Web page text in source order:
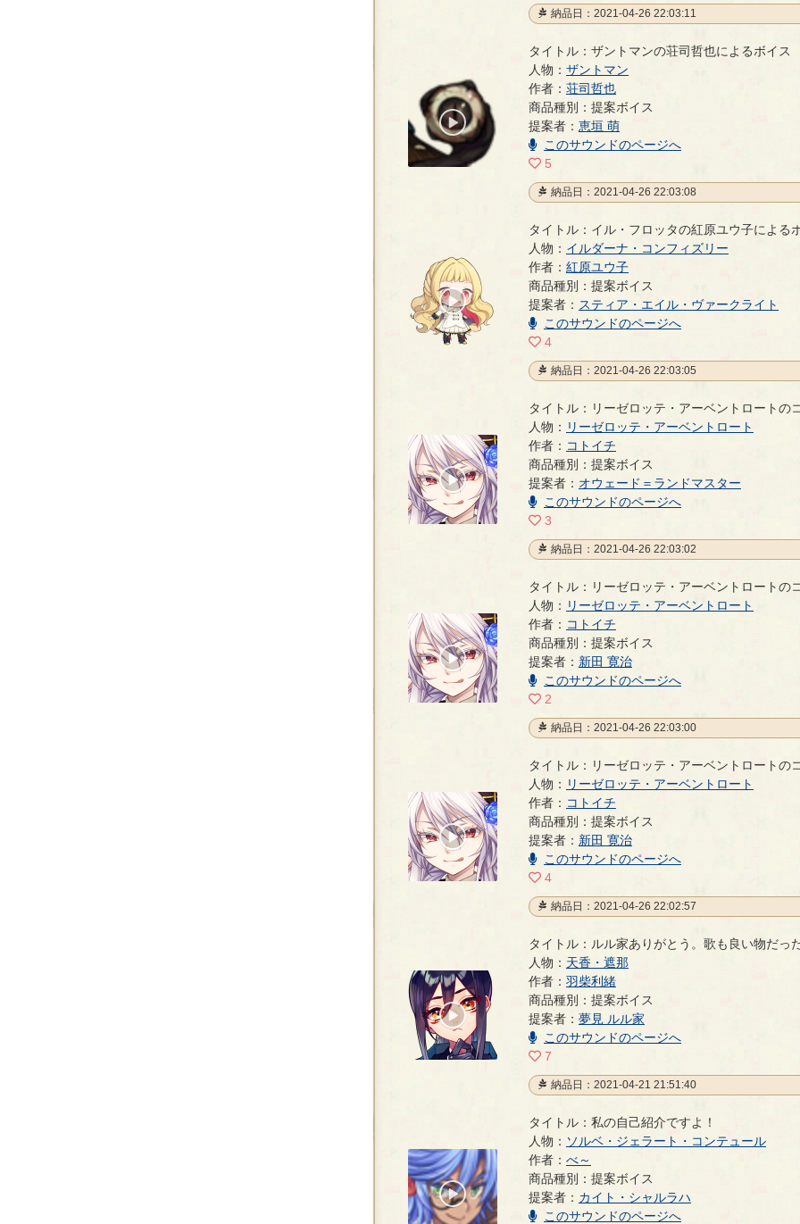
納品日：2021-04-26 22:03:11
ザントマンの荘司哲也によるボイス
タイトル：ザントマンの荘司哲也によるボイス
人物： ザントマン
作者： 荘司哲也
商品種別：提案ボイス
提案者： 恵垣 萌
このサウンドのページへ
5
納品日：2021-04-26 22:03:08
イル・フロッタの紅原ユウ子によるボイス
タイトル：イル・フロッタの紅原ユウ子による
人物： イルダーナ・コンフィズリー
作者： 紅原ユウ子
商品種別：提案ボイス
提案者： スティア・エイル・ヴァークライト
このサウンドのページへ
4
納品日：2021-04-26 22:03:05
リーゼロッテ・アーベントロートのコトイチによる
タイトル：リーゼロッテ・アーベントロートの
人物： リーゼロッテ・アーベントロート
作者： コトイチ
商品種別：提案ボイス
提案者： オウェード＝ランドマスター
このサウンドのページへ
3
納品日：2021-04-26 22:03:02
リーゼロッテ・アーベントロートのコトイチによる
タイトル：リーゼロッテ・アーベントロートの
人物： リーゼロッテ・アーベントロート
作者： コトイチ
商品種別：提案ボイス
提案者： 新田 寛治
このサウンドのページへ
2
納品日：2021-04-26 22:03:00
リーゼロッテ・アーベントロートのコトイチによる
タイトル：リーゼロッテ・アーベントロートの
人物： リーゼロッテ・アーベントロート
作者： コトイチ
商品種別：提案ボイス
提案者： 新田 寛治
このサウンドのページへ
4
納品日：2021-04-26 22:02:57
ルル家ありがとう。歌も良い物だった。
タイトル：ルル家ありがとう。歌も良い物だっ
人物： 天香・遮那
作者： 羽柴利緒
商品種別：提案ボイス
提案者： 夢見 ルル家
このサウンドのページへ
7
納品日：2021-04-21 21:51:40
私の自己紹介ですよ！
タイトル：私の自己紹介ですよ！
人物： ソルベ・ジェラート・コンテュール
作者： べ～
商品種別：提案ボイス
提案者： カイト・シャルラハ
このサウンドのページへ